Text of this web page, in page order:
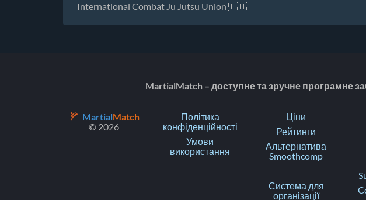
International Combat Ju Jutsu Union 🇪🇺
MartialMatch – доступне та зручне програмне
MartialMatch
© 2026
Політика
конфіденційності
Умови
використання
Ціни
Рейтинги
Альтернатива
Smoothcomp
Система для
організації